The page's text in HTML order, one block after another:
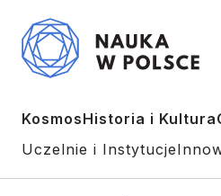
KosmosHistoria i Kultura
Uczelnie i Instytucje